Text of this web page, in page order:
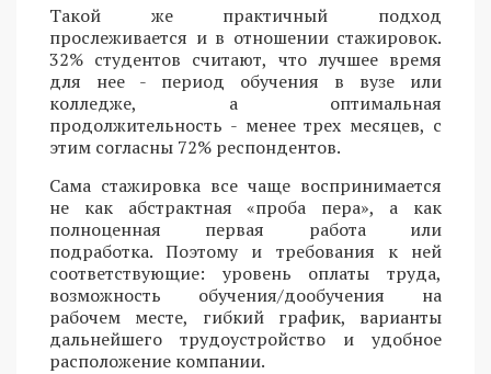
Такой же практичный подход
прослеживается и в отношении стажировок.
32% студентов считают, что лучшее время
для нее - период обучения в вузе или
колледже, а оптимальная
продолжительность - менее трех месяцев, с
этим согласны 72% респондентов.
Сама стажировка все чаще воспринимается
не как абстрактная «проба пера», а как
полноценная первая работа или
подработка. Поэтому и требования к ней
соответствующие: уровень оплаты труда,
возможность обучения/дообучения на
рабочем месте, гибкий график, варианты
дальнейшего трудоустройство и удобное
расположение компании.